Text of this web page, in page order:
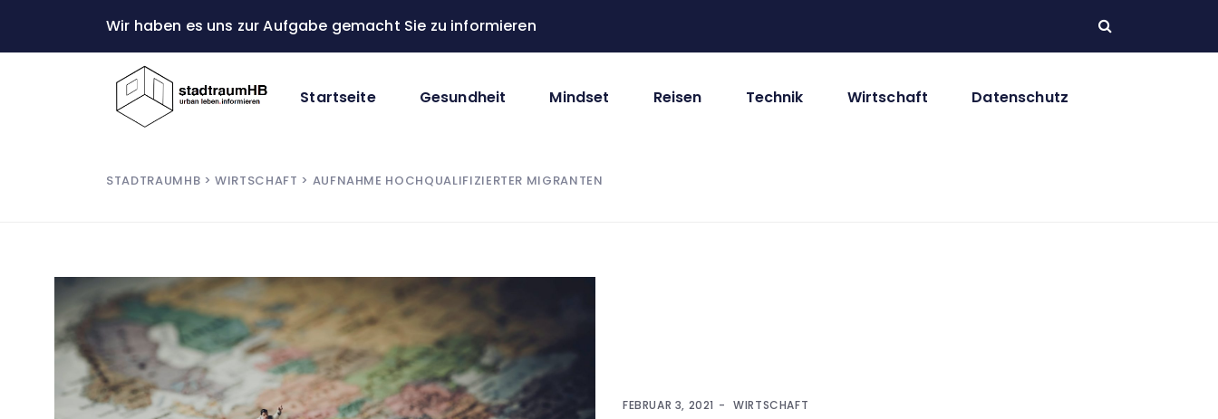
Wir haben es uns zur Aufgabe gemacht Sie zu informieren
Startseite Gesundheit Mindset Reisen Technik Wirtschaft Datenschutz
STADTRAUMHB >WIRTSCHAFT > AUFNAHME HOCHQUALIFIZIERTER MIGRANTEN
FEBRUAR 3, 2021 WIRTSCHAFT